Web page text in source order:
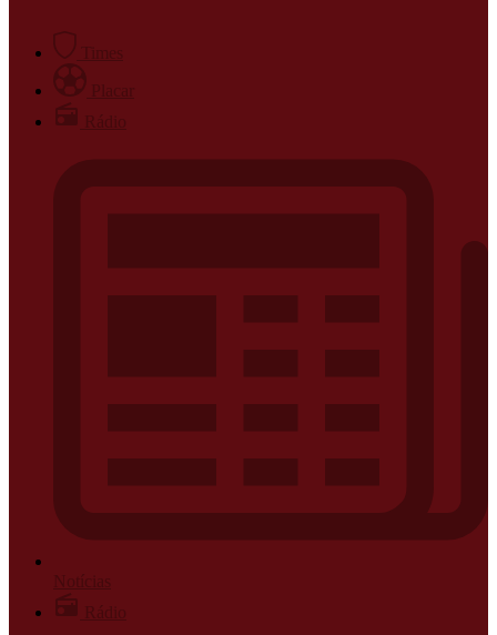
Times
Placar
Rádio
Notícias
Rádio